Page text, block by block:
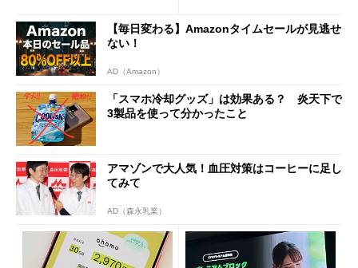
【毎日変わる】Amazonタイムセールが見逃せ
ない！
AD（Amazon）
「スマホ冷却グッズ」は効果ある？ 炎天下で
3製品を使って分かったこと
アマゾンで大人気！血圧対策はコーヒーに足し
てみて
AD（森永乳業）